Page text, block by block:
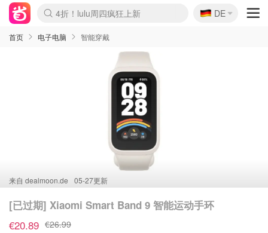
Boticinal 夏促开抢！
4折！lulu周四疯狂上新
还没结束！&OtherStories大促
Joybuy变相75折 随时失效
速领！Stanley独家85折
疑似霸哥！Camper额外叠85折
Zalando 奥莱闪促！每日更新
Moncler反季囤！5折起+叠9折
Coach Brooklyn仅€192
🇩🇪
DE
首页 电子电脑 智能穿戴
来自 dealmoon.de 05-27更新
[已过期] Xiaomi Smart Band 9 智能运动手环
€20.89 €26.99